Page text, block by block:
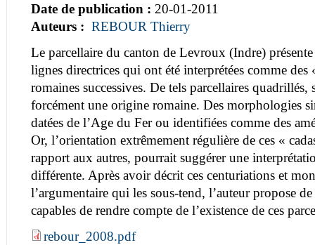
Date de publication : 20-01-2011
Auteurs : REBOUR Thierry
Le parcellaire du canton de Levroux (Indre)
lignes directrices qui ont été interprétées comme des
romaines successives. De tels parcellaires quadrillés,
forcément une origine romaine. Des morphologies
datées de l’Age du Fer ou identifiées comme des
Or, l’orientation extrêmement régulière de ces «
rapport aux autres, pourrait suggérer une
différente. Après avoir décrit ces centuriations et
l’argumentaire qui les sous-tend, l’auteur propose
capables de rendre compte de l’existence de ces
rebour_2008.pdf